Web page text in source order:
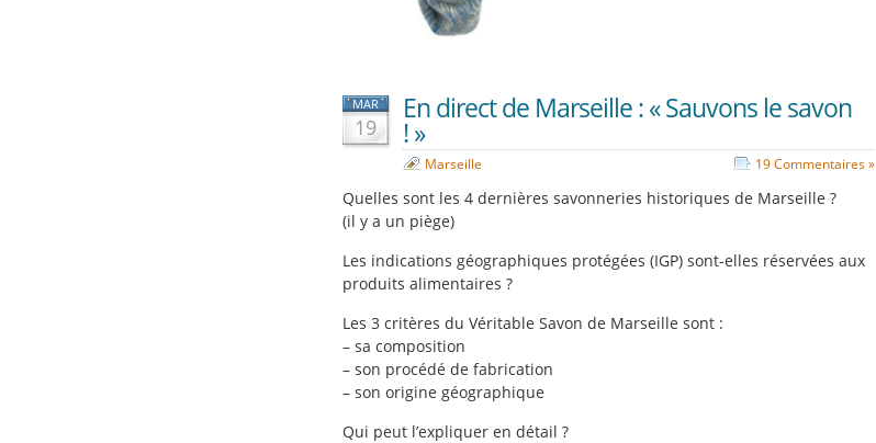
MAR
19
En direct de Marseille : « Sauvons le savon
! »
Marseille 19 Commentaires »
Quelles sont les 4 dernières savonneries historiques de Marseille ?
(il y a un piège)
Les indications géographiques protégées (IGP) sont-elles réservées aux
produits alimentaires ?
Les 3 critères du Véritable Savon de Marseille sont :
– sa composition
– son procédé de fabrication
– son origine géographique
Qui peut l’expliquer en détail ?